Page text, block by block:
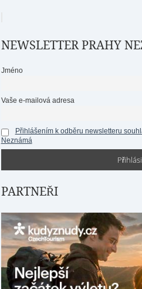
NEWSLETTER PRAHY
Jméno
Vaše e-mailová adresa
Přihlášením k odběru newsletteru
Neznámá
PARTNEŘI